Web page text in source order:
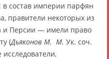
состав империи парфян
правители некоторых из
и Персии — имели право
(Дьяконов М. М. Ук. соч.